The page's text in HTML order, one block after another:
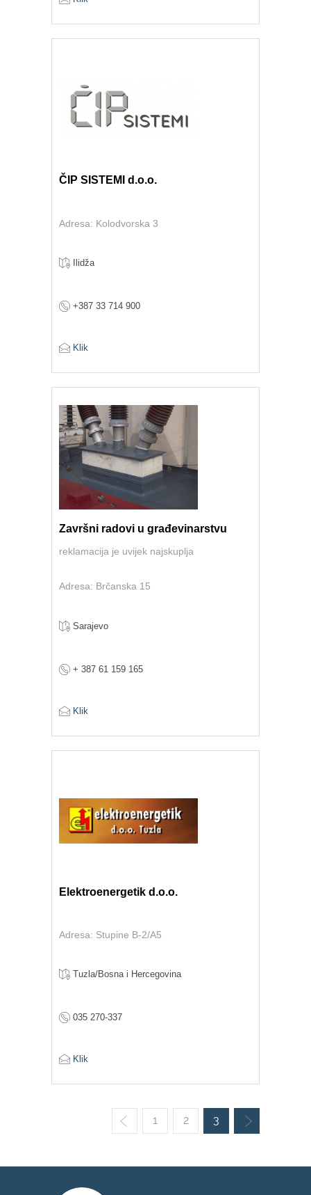
ČIP SISTEMI d.o.o.
Adresa: Kolodvorska 3
Ilidža
+387 33 714 900
Klik
Završni radovi u građevinarstvu
reklamacija je uvijek najskuplja
Adresa: Brčanska 15
Sarajevo
+ 387 61 159 165
Klik
Elektroenergetik d.o.o.
Adresa: Stupine B-2/A5
Tuzla/Bosna i Hercegovina
035 270-337
Klik
1 2 3